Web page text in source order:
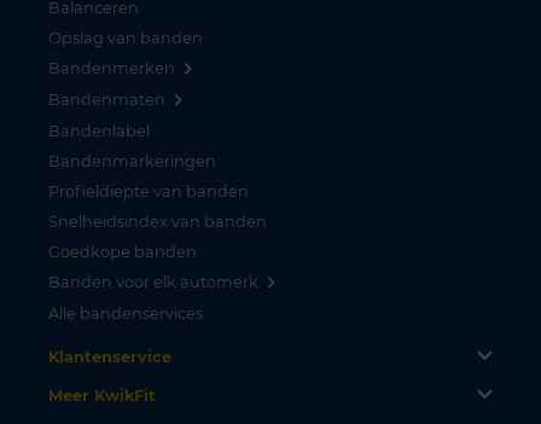
Balanceren
Opslag van banden
Bandenmerken
Bandenmaten
Bandenlabel
Bandenmarkeringen
Profieldiepte van banden
Snelheidsindex van banden
Goedkope banden
Banden voor elk automerk
Alle bandenservices
Klantenservice
Meer KwikFit